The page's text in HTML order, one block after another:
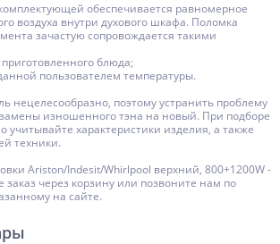
обеспечивается равномерное
воздуха внутри духового шкафа. Поломка
зачастую сопровождается такими
блюда;
пользователем температуры.
нецелесообразно, поэтому устранить проблему
изношенного тэна на новый. При подборе
учитывайте характеристики изделия, а также
техники.
Ariston/Indesit/Whirlpool верхний, 800+1200W -
заказ через корзину или позвоните нам по
на сайте.